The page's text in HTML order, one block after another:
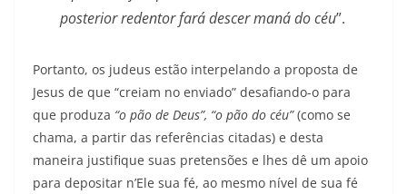
posterior redentor fará descer maná do céu”.
Portanto, os judeus estão interpelando a proposta de
Jesus de que “creiam no enviado” desafiando-o para
que produza “o pão de Deus”, “o pão do céu”(como se
chama, a partir das referências citadas) e desta
maneira justifique suas pretensões e lhes dê um apoio
para depositar n’Ele sua fé, ao mesmo nível de sua fé